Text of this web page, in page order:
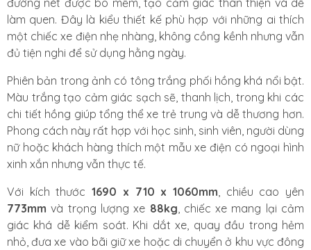
làm quen. Đây là kiểu thiết kế phù hợp với những ai thích
một chiếc xe điện nhẹ nhàng, không cồng kềnh nhưng vẫn
đủ tiện nghi để sử dụng hằng ngày.
Phiên bản trong ảnh có tông trắng phối hồng khá nổi bật.
Màu trắng tạo cảm giác sạch sẽ, thanh lịch, trong khi các
chi tiết hồng giúp tổng thể xe trẻ trung và dễ thương hơn.
Phong cách này rất hợp với học sinh, sinh viên, người dùng
nữ hoặc khách hàng thích một mẫu xe điện có ngoại hình
xinh xắn nhưng vẫn thực tế.
Với kích thước1690 x 710 x 1060mm , chiều cao yên
773mm và trọng lượng xe 88kg , chiếc xe mang lại cảm
giác khá dễ kiểm soát. Khi dắt xe, quay đầu trong hẻm
nhỏ, đưa xe vào bãi giữ xe hoặc di chuyển ở khu vực đông